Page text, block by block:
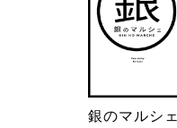
銀のマルシェ